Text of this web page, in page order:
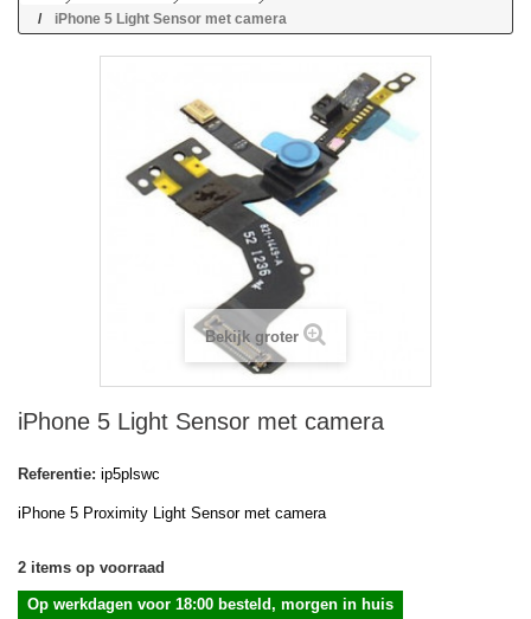
iPhone 5 Light Sensor met camera
Bekijk groter
iPhone 5 Light Sensor met camera
Referentie: ip5plswc
iPhone 5 Proximity Light Sensor met camera
2 items op voorraad
Op werkdagen voor 18:00 besteld, morgen in huis